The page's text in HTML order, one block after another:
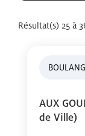
Résultat(s) 25 à
AUX
de Ville)